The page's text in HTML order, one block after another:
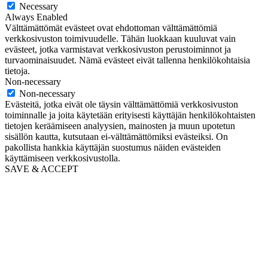
Necessary
Always Enabled
Välttämättömät evästeet ovat ehdottoman välttämättömiä
verkkosivuston toimivuudelle. Tähän luokkaan kuuluvat vain
evästeet, jotka varmistavat verkkosivuston perustoiminnot ja
turvaominaisuudet. Nämä evästeet eivät tallenna henkilökohtaisia
tietoja.
Non-necessary
Non-necessary
Evästeitä, jotka eivät ole täysin välttämättömiä verkkosivuston
toiminnalle ja joita käytetään erityisesti käyttäjän henkilökohtaisten
tietojen keräämiseen analyysien, mainosten ja muun upotetun
sisällön kautta, kutsutaan ei-välttämättömiksi evästeiksi. On
pakollista hankkia käyttäjän suostumus näiden evästeiden
käyttämiseen verkkosivustolla.
SAVE & ACCEPT